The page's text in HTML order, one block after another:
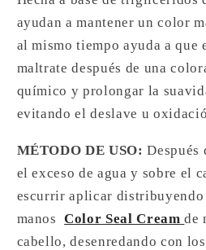
ayudan a mantener un color
al mismo tiempo ayuda a que
maltrate después de una
químico y prolongar la
evitando el deslave u
MÉTODO DE USO: Después
el exceso de agua y sobre el
escurrir aplicar distribuyendo
manosColor Seal Cream de
cabello, desenredando con